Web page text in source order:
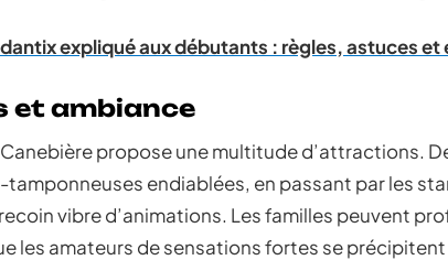
expliqué aux débutants : règles, astuces et
ambiance
propose une multitude d’attractions.
endiablées, en passant par les
vibre d’animations. Les familles peuvent
les amateurs de sensations fortes se précipitent